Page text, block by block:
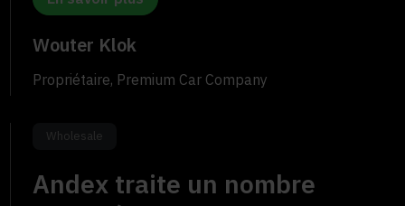
Wouter Klok
Propriétaire, Premium Car Company
Wholesale
Andex traite un nombre